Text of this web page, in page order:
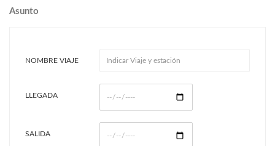
Asunto
NOMBRE VIAJE
LLEGADA
SALIDA